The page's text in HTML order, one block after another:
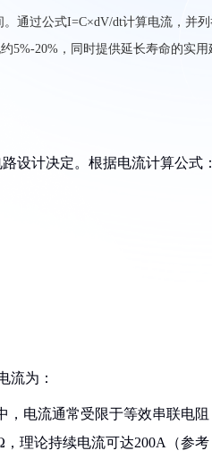
通过公式I=C×dV/dt计算电流，并
5%-20%，同时提供延长寿命的实
设计决定。根据电流计算公式：
流为：
，电流通常受限于等效串联电阻
理论持续电流可达200A（参考